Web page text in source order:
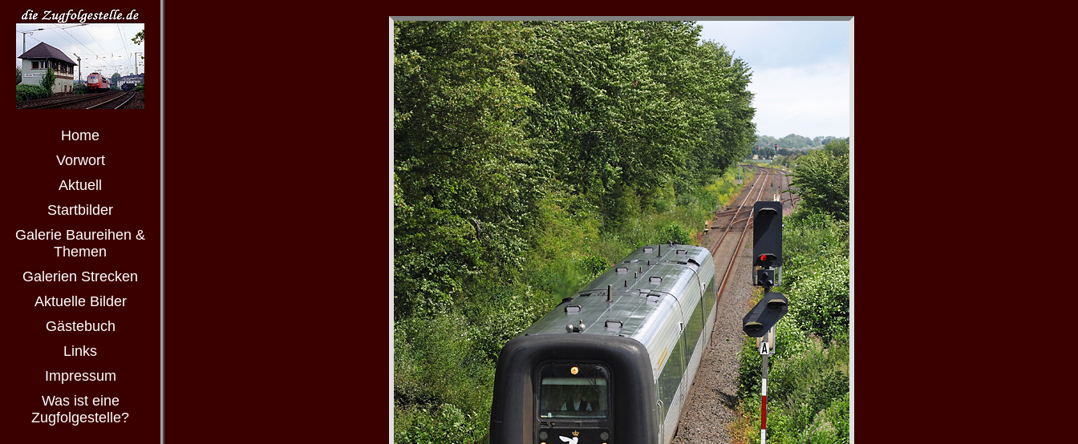
Home
Vorwort
Aktuell
Startbilder
Galerie Baureihen &
Themen
Galerien Strecken
Aktuelle Bilder
Gästebuch
Links
Impressum
Was ist eine
Zugfolgestelle?